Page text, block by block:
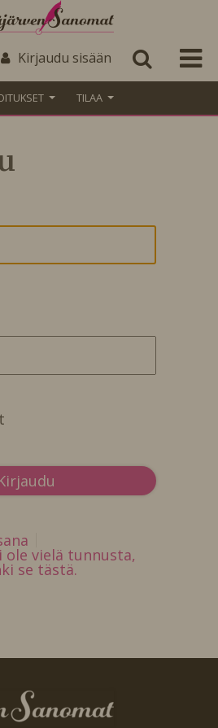
Kirjaudu sisään
TILAA
ole vielä tunnusta,
se tästä.